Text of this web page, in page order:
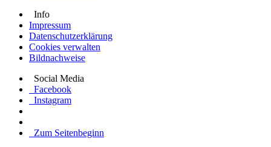
Info
Impressum
Datenschutzerklärung
Cookies verwalten
Bildnachweise
Social Media
Facebook
Instagram
Zum Seitenbeginn